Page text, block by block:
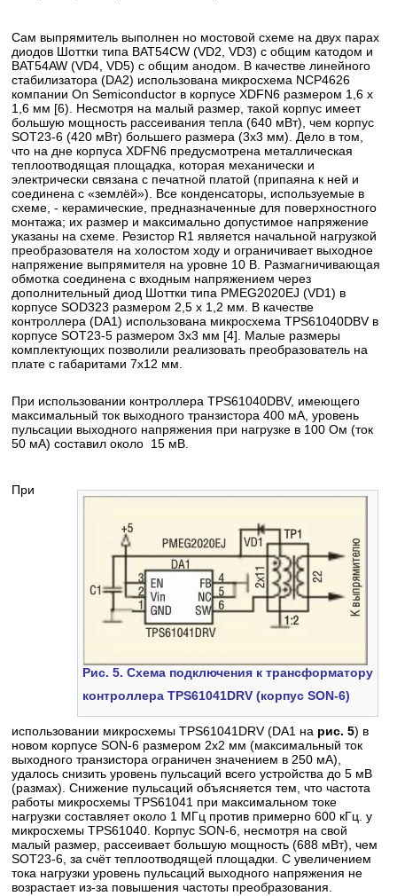
Сам выпрямитель выполнен но мостовой схеме на двух парах
диодов Шоттки типа BAT54CW (VD2, VD3) с общим катодом и
BAT54AW (VD4, VD5) с общим анодом. В качестве линейного
стабилизатора (DA2) использована микросхема NCP4626
компании On Semiconductor в корпусе XDFN6 размером 1,6 х
1,6 мм [6). Несмотря на малый размер, такой корпус имеет
большую мощность рассеивания тепла (640 мВт), чем корпус
SOT23-6 (420 мВт) большего размера (3x3 мм). Дело в том,
что на дне корпуса XDFN6 предусмотрена металлическая
теплоотводящая площадка, которая механически и
электрически связана с печатной платой (припаяна к ней и
соединена с «землёй»). Все конденсаторы, используемые в
схеме, - керамические, предназначенные для поверхностного
монтажа; их размер и максимально допустимое напряжение
указаны на схеме. Резистор R1 является начальной нагрузкой
преобразователя на холостом ходу и ограничивает выходное
напряжение выпрямителя на уровне 10 В. Размагничивающая
обмотка соединена с входным напряжением через
дополнительный диод Шоттки типа PMEG2020EJ (VD1) в
корпусе SOD323 размером 2,5 х 1,2 мм. В качестве
контроллера (DA1) использована микросхема TPS61040DBV в
корпусе SOT23-5 размером 3x3 мм [4]. Малые размеры
комплектующих позволили реализовать преобразователь на
плате с габаритами 7x12 мм.
При использовании контроллера TPS61040DBV, имеющего
максимальный ток выходного транзистора 400 мА, уровень
пульсации выходного напряжения при нагрузке в 100 Ом (ток
50 мА) составил около 15 мВ.
Рис. 5. Схема подключения к трансформатору
контроллера TPS61041DRV (корпус SON-6)
При
использовании микросхемы TPS61041DRV (DA1 на рис. 5) в
новом корпусе SON-6 размером 2x2 мм (максимальный ток
выходного транзистора ограничен значением в 250 мА),
удалось снизить уровень пульсаций всего устройства до 5 мВ
(размах). Снижение пульсаций объясняется тем, что частота
работы микросхемы TPS61041 при максимальном токе
нагрузки составляет около 1 МГц против примерно 600 кГц. у
микросхемы TPS61040. Корпус SON-6, несмотря на свой
малый размер, рассеивает большую мощность (688 мВт), чем
SOT23-6, за счёт теплоотводящей площадки. С увеличением
тока нагрузки уровень пульсаций выходного напряжения не
возрастает из-за повышения частоты преобразования.